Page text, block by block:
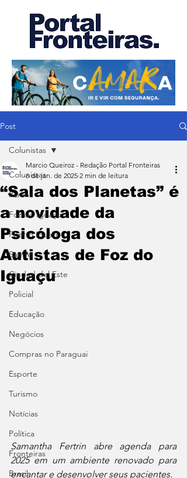
Post
Colunistas
Paraná
Foz do Iguaçu
Puerto Iguazu
Saúde
Ciudad del Este
Policial
Educação
Negócios
Compras no Paraguai
Esporte
Turismo
Notícias
Política
Fronteiras
Brasil
Colunistas
“Sala dos Planetas” é
a novidade da
Psicóloga dos
Autistas de Foz do
Iguaçu
Marcio Queiroz - Redação Portal Fronteiras
6 de jan. de 2025 2 min de leitura
Samantha Fertrin abre agenda para
2025 em um ambiente renovado para
encantar e desenvolver seus pacientes.